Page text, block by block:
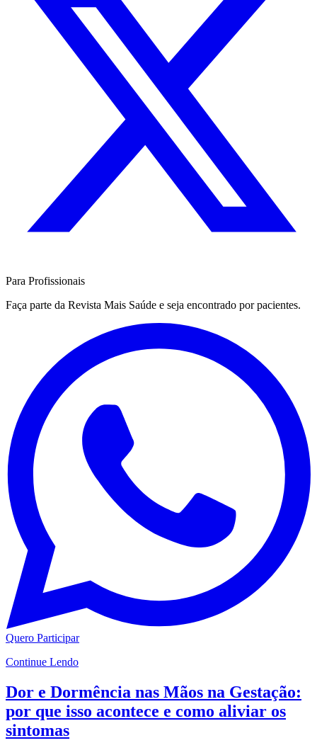
Para Profissionais
Faça parte da Revista Mais Saúde e seja encontrado por pacientes.
Quero Participar
Continue Lendo
Dor e Dormência nas Mãos na Gestação:
por que isso acontece e como aliviar os
sintomas